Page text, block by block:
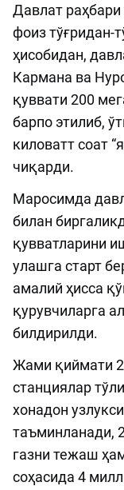
Давлат
фоиз тўғридан-
ҳисобидан,
Кармана ва
қуввати 200
барпо этилиб,
киловатт соат
чиқарди.
Маросимда
билан
қувватларини
улашга старт
амалий ҳисса
қурувчиларга
билдирилди.
Жами қиймати
станциялар
хонадон
таъминланади,
газни тежаш
соҳасида 4